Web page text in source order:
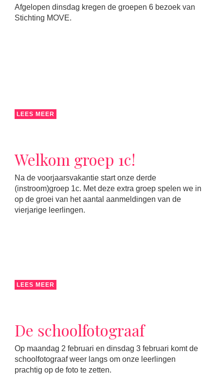
Afgelopen dinsdag kregen de groepen 6 bezoek van
Stichting MOVE.
LEES MEER
Welkom groep 1c!
Na de voorjaarsvakantie start onze derde
(instroom)groep 1c. Met deze extra groep spelen we in
op de groei van het aantal aanmeldingen van de
vierjarige leerlingen.
LEES MEER
De schoolfotograaf
Op maandag 2 februari en dinsdag 3 februari komt de
schoolfotograaf weer langs om onze leerlingen
prachtig op de foto te zetten.